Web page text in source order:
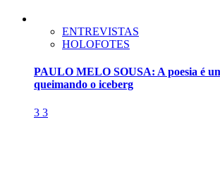
ENTREVISTAS
HOLOFOTES
PAULO MELO SOUSA: A poesia é
queimando o iceberg
3 3